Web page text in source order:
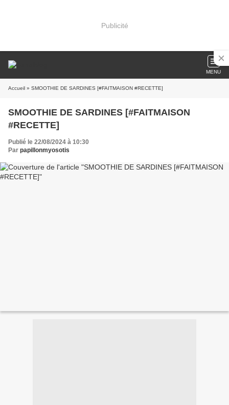
Publicité
MENU
Accueil » SMOOTHIE DE SARDINES [#FAITMAISON #RECETTE]
SMOOTHIE DE SARDINES [#FAITMAISON
#RECETTE]
Publié le 22/08/2024 à 10:30
Par papillonmyosotis